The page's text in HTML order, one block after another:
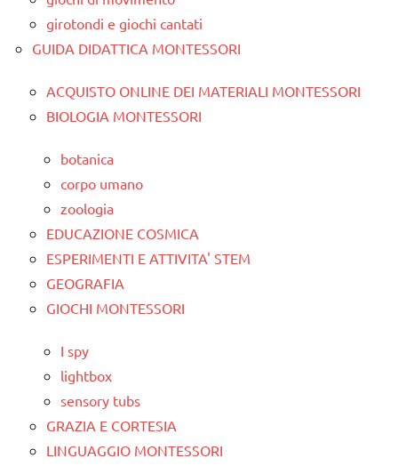
girotondi e giochi cantati
GUIDA DIDATTICA MONTESSORI
ACQUISTO ONLINE DEI MATERIALI MONTESSORI
BIOLOGIA MONTESSORI
botanica
corpo umano
zoologia
EDUCAZIONE COSMICA
ESPERIMENTI E ATTIVITA' STEM
GEOGRAFIA
GIOCHI MONTESSORI
I spy
lightbox
sensory tubs
GRAZIA E CORTESIA
LINGUAGGIO MONTESSORI